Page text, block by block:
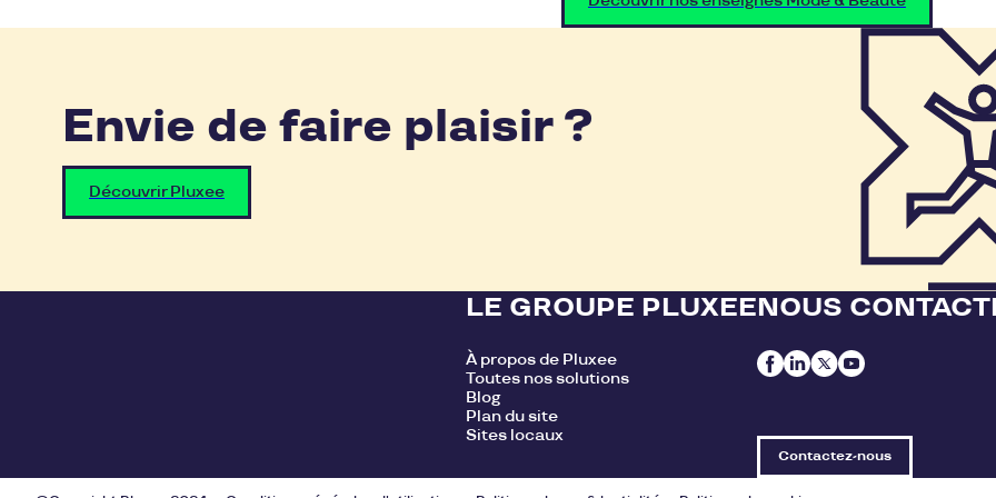
Envie de faire plaisir ?
Découvrir Pluxee
LE GROUPE PLUXEE
À propos de Pluxee
Toutes nos solutions
Blog
Plan du site
Sites locaux
NOUS
Contactez-nous